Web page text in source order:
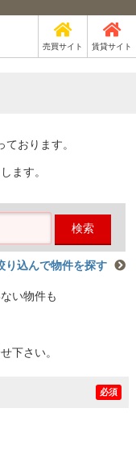
売買サイト 賃貸サイト
おります。
ます。
検索
り込んで物件を探す
い物件も
下さい。
必須